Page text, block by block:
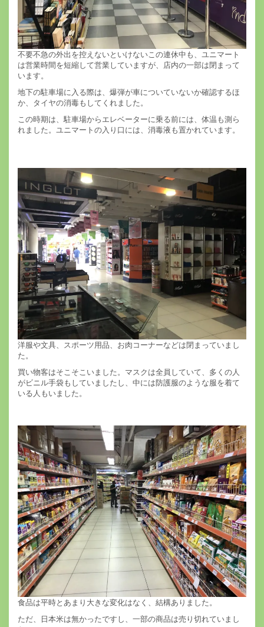
不要不急の外出を控えないといけないこの連休中も、ユニマート
は営業時間を短縮して営業していますが、店内の一部は閉まって
います。
地下の駐車場に入る際は、爆弾が車についていないか確認するほ
か、タイヤの消毒もしてくれました。
この時期は、駐車場からエレベーターに乗る前には、体温も測ら
れました。ユニマートの入り口には、消毒液も置かれています。
洋服や文具、スポーツ用品、お肉コーナーなどは閉まっていまし
た。
買い物客はそこそこいました。マスクは全員していて、多くの人
がビニル手袋もしていましたし、中には防護服のような服を着て
いる人もいました。
食品は平時とあまり大きな変化はなく、結構ありました。
ただ、日本米は無かったですし、一部の商品は売り切れていまし